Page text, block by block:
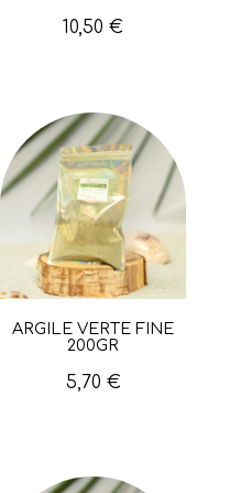
10,50 €
Aperçu rapide
ARGILE VERTE FINE
200GR
5,70 €